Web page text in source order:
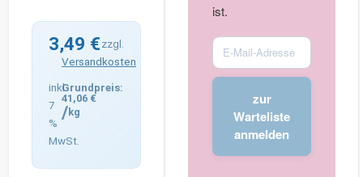
3,49 €
inkl.
7
%
MwSt.
zzgl.
Versandkosten
41,06 €
/ kg
ist.
Enter
your
email
addresszur
Warteliste
anmelden